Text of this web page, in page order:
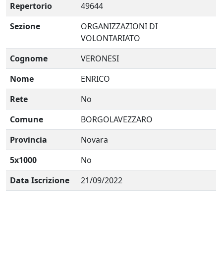
Repertorio
49644
Sezione
ORGANIZZAZIONI DI
VOLONTARIATO
Cognome
VERONESI
Nome
ENRICO
Rete
No
Comune
BORGOLAVEZZARO
Provincia
Novara
5x1000
No
Data Iscrizione
21/09/2022